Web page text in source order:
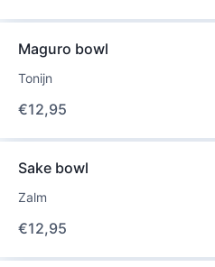
Maguro bowl
Tonijn
€12,95
Sake bowl
Zalm
€12,95